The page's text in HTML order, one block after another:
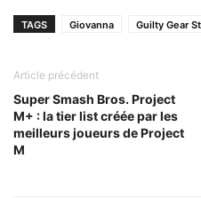
TAGS Giovanna Guilty Gear
Article précédent
Super Smash Bros. Project
M+ : la tier list créée par les
meilleurs joueurs de Project
M